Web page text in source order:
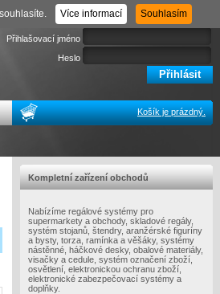
Registrace Zapomenuté heslo
Přihlašovací jméno
Heslo
Košík je prázdný.
Kompletní zařízení obchodů
Nabízíme regálové systémy pro
supermarkety a obchody, skladové regály,
systém stojanů, štendry, aranžérské figuríny
a bysty, torza, ramínka a věšáky, systémy
nástěnné, háčkové desky, obalové materiály,
visačky a cedule, systém označení zboží,
osvětlení, elektronickou ochranu zboží,
elektronické zabezpečovací systémy a
doplňky.
Více informací Souhlasím